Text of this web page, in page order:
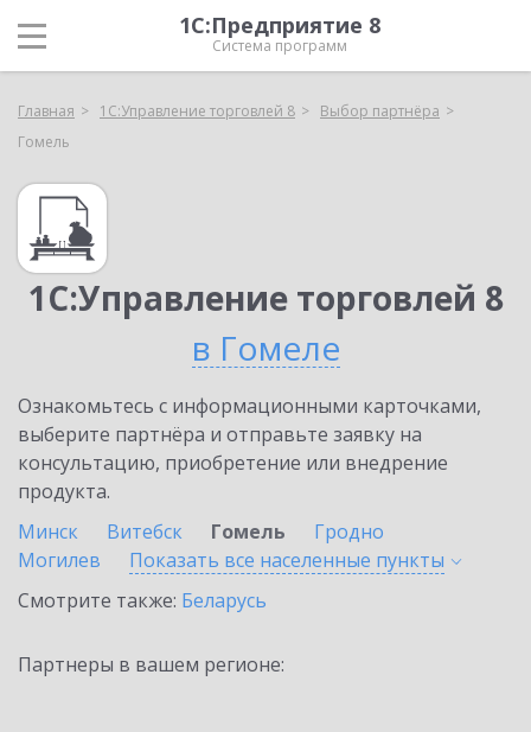
1С:Предприятие 8
Система программ
Главная 1С:Управление торговлей 8
Выбор партнёра
Гомель
1С:Управление торговлей 8
в Гомеле
Ознакомьтесь с информационными карточками,
выберите партнёра и отправьте заявку на
консультацию, приобретение или внедрение
продукта.
Минск
Витебск Гомель
Гродно
Могилев
Показать все населенные пункты
Смотрите также: Беларусь
Партнеры в вашем регионе: